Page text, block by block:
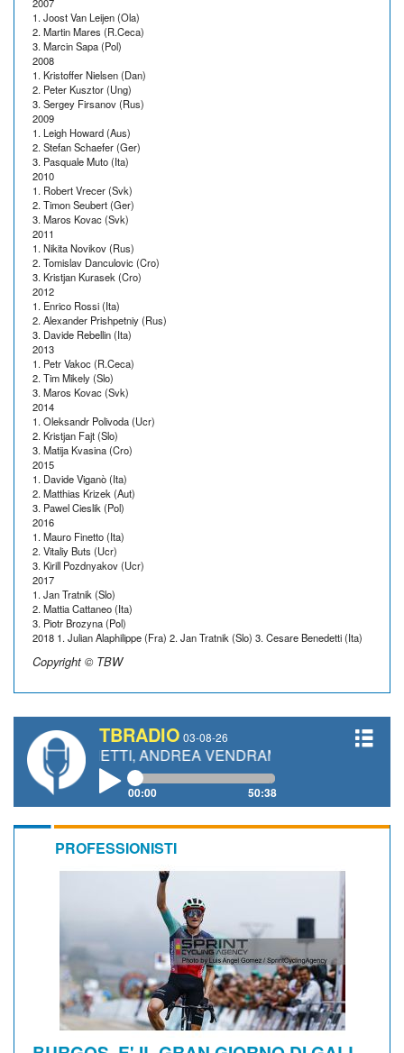
1. Joost Van Leijen (Ola)
2. Martin Mares (R.Ceca)
3. Marcin Sapa (Pol)
2008
1. Kristoffer Nielsen (Dan)
2. Peter Kusztor (Ung)
3. Sergey Firsanov (Rus)
2009
1. Leigh Howard (Aus)
2. Stefan Schaefer (Ger)
3. Pasquale Muto (Ita)
2010
1. Robert Vrecer (Svk)
2. Timon Seubert (Ger)
3. Maros Kovac (Svk)
2011
1. Nikita Novikov (Rus)
2. Tomislav Danculovic (Cro)
3. Kristjan Kurasek (Cro)
2012
1. Enrico Rossi (Ita)
2. Alexander Prishpetniy (Rus)
3. Davide Rebellin (Ita)
2013
1. Petr Vakoc (R.Ceca)
2. Tim Mikely (Slo)
3. Maros Kovac (Svk)
2014
1. Oleksandr Polivoda (Ucr)
2. Kristjan Fajt (Slo)
3. Matija Kvasina (Cro)
2015
1. Davide Viganò (Ita)
2. Matthias Krizek (Aut)
3. Pawel Cieslik (Pol)
2016
1. Mauro Finetto (Ita)
2. Vitaliy Buts (Ucr)
3. Kirill Pozdnyakov (Ucr)
2017
1. Jan Tratnik (Slo)
2. Mattia Cattaneo (Ita)
3. Piotr Brozyna (Pol)
2018 1. Julian Alaphilippe (Fra) 2. Jan Tratnik (Slo) 3. Cesare Benedetti (Ita)
Copyright © TBW
TBRADIO 03-08-26
ANDREA VENDRAME, FILIPPO FIORELLI
00:00 50:38
PROFESSIONISTI